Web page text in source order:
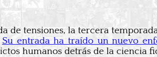
de tensiones, la tercera
Su entrada ha traído un nuevo
humanos detrás de la ciencia